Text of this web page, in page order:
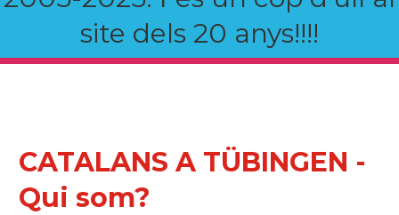
site dels 20 anys!!!!
CATALANS A TÜBINGEN -
Qui som?